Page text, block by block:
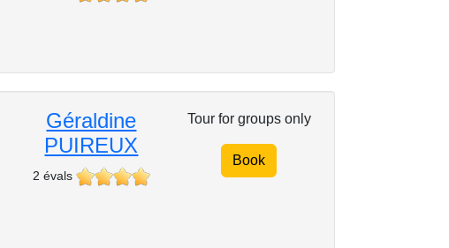
Géraldine
PUIREUX
2 évals
Tour for groups only
Book